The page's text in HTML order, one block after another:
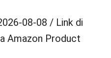
08-08 / Link di
Amazon Product